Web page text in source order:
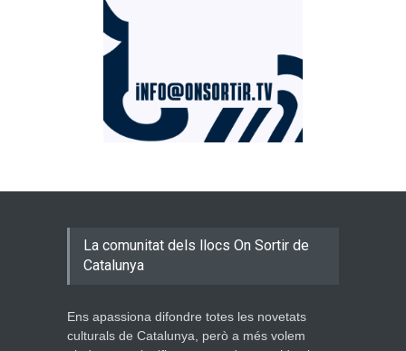
La comunitat dels llocs On Sortir de
Catalunya
Ens apassiona difondre totes les novetats
culturals de Catalunya, però a més volem